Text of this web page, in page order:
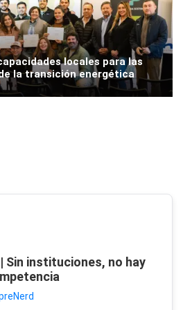
locales para las
la transición energética
Sin instituciones, no hay